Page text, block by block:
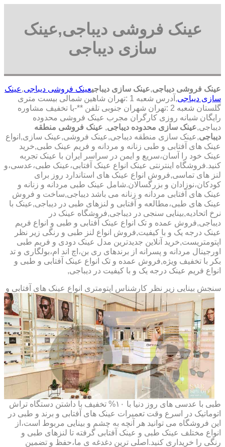
عینک فروشی دیباجی,عینک
سازی دیباجی
عینک فروشی دیباجی,عینک سازی دیباجیعینک فروشی دیباجی,عینک
سازی دیباجی
,آدرس شعبه 1 :تهران شاهین شمالی بیست متری
گلستان شعبه 2 :تهران شهران جنوبی تلفن **-با تخفیف مشاوره
رایگان شبانه روزی کارگران مجرب عینک فروشی محدوده
دیباجی,عینک سازی محدوده دیباجی, عینک فروشی منطقه
دیباجی,عینک سازی منطقه دیباجی,عینک فروشی,عینک سازی,انواع
عینک های آفتابی و طبی زنانه و مردانه و فریم عینک طبی,خرید
عینک خود را آسان،سریع و ایمن در سراسر ایران با عینک تجربه
کنید.فروشگاه اینترنتی عینک انواع عینک آفتابی،عینک طبی،عدسی،و
لنز های تماسی,فروش انواع عینک های استاندارد روز برای
کودکان،نوزادان و بزرگسالان.شامل عینک طبی مردانه و زنانه و
عینک های آفتابی مردانه و زنانه می باشد دیباجی,ساخت و فروش
عینک های طبی،مطالعه و آفتابی و لنزهای طبی در دیباجی,عینک با
نرخ اتحادیه,بینایی سنجی در دیباجی,فروشگاه عینک در
دیباجی,فروش عمده و تک انواع عینک آفتابی و طبی و انواع فریم
عینک درجه یک و با کیفیت,فروش انواع لنز طبی و رنگی زیر نظر
اپتومتریست,خرید آنلاین جدیدترین مدل عینک دودی و فریم طبی
اورجینال مردانه و پسرانه از برندهای ری بن،اچ اند ام،بولگاری و تد
بکر با تخفیف ویژه,فروش عمده و تک انواع عینک آفتابی و طبی و
انواع فریم عینک درجه یک و با کیفیت در دیباجی,
سنجش بینایی زیر نظر کارشناس اپتومتری انواع عینک های آفتابی و
طبی با عدسی های روز دنیا با ۱۰% تخفیف با داشتن دستگاه تراش
اتوماتیک در اسرع وقت تعمیرات عینک های آفتابی و برند و طبی در
این فروشگاه می توانید هر آنچه به چشم و بینایی مربوط است،از
انواع مختلف عینک طبی و عینک آفتابی گرفته تا لنزهای طبی و
رنگی را خریداری کنید.اصلی ترین دغدغه ی ما،حفظ و تضمین